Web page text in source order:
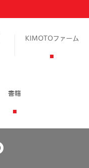
KIMOTOファーム
書籍